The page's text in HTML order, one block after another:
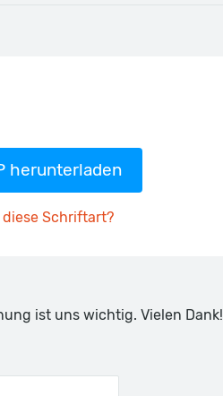
herunterladen
Schriftart?
ist uns wichtig. Vielen Dank!